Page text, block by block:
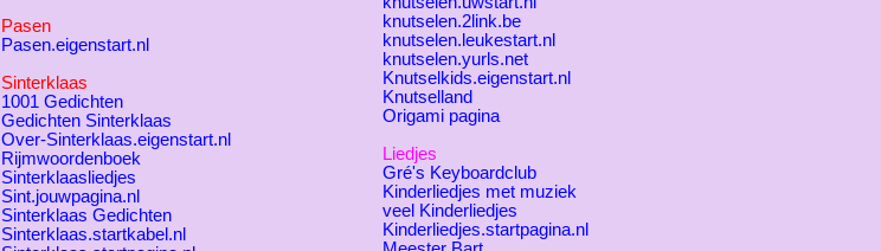
Pasen
Pasen.eigenstart.nl
Sinterklaas
1001 Gedichten
Gedichten Sinterklaas
Over-Sinterklaas.eigenstart.nl
Rijmwoordenboek
Sinterklaasliedjes
Sint.jouwpagina.nl
Sinterklaas Gedichten
Sinterklaas.startkabel.nl
knutselen.2link.be
knutselen.leukestart.nl
knutselen.yurls.net
Knutselkids.eigenstart.nl
Knutselland
Origami pagina
Liedjes
Gré's Keyboardclub
Kinderliedjes met muziek
veel Kinderliedjes
Kinderliedjes.startpagina.nl